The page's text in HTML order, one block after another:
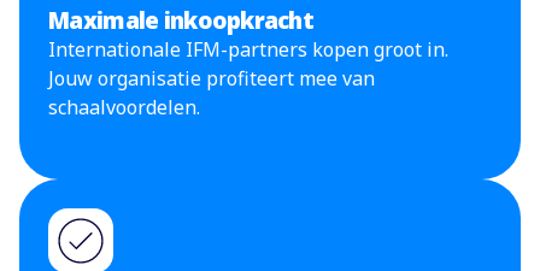
Maximale inkoopkracht
Internationale IFM-partners kopen groot in.
Jouw organisatie profiteert mee van
schaalvoordelen.